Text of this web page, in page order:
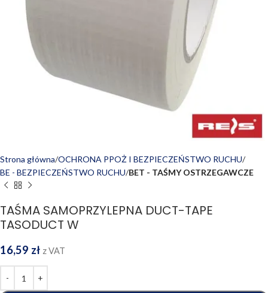
Strona główna OCHRONA PPOŻ I BEZPIECZEŃSTWO RUCHU
BE - BEZPIECZEŃSTWO RUCHU BET - TAŚMY OSTRZEGAWCZE
TAŚMA SAMOPRZYLEPNA DUCT-TAPE
TASODUCT W
16,59 zł z VAT